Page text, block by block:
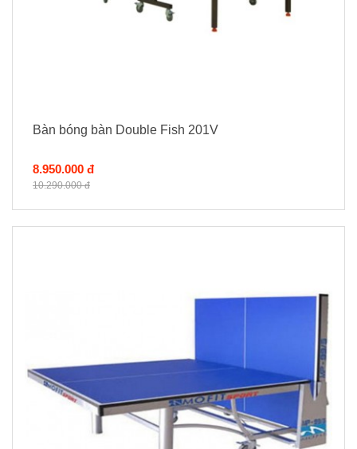
Bàn bóng bàn Double Fish 201V
8.950.000 đ
10.290.000 đ